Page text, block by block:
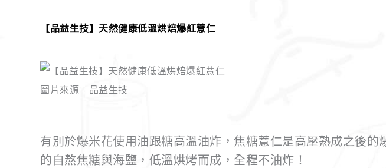
【品益生技】天然健康低溫烘焙爆紅薏仁
圖片來源 品益生技
有別於爆米花使用油跟糖高溫油炸，焦糖薏仁是高壓熟成之後的
的自熬焦糖與海鹽，低溫烘烤而成，全程不油炸！